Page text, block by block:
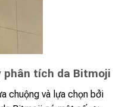
phân tích da Bitmoji
chuộng và lựa chọn bởi